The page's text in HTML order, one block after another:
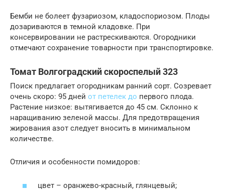
Бемби не болеет фузариозом, кладоспориозом. Плоды
дозариваются в темной кладовке. При
консервировании не растрескиваются. Огородники
отмечают сохранение товарности при транспортировке.
Томат Волгоградский скороспелый 323
Поиск предлагает огородникам ранний сорт. Созревает
очень скоро: 95 дней от петелек до первого плода.
Растение низкое: вытягивается до 45 см. Склонно к
наращиванию зеленой массы. Для предотвращения
жирования азот следует вносить в минимальном
количестве.
Отличия и особенности помидоров:
цвет – оранжево-красный, глянцевый;